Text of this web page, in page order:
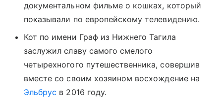
документальном фильме о кошках, который
показывали по европейскому телевидению.
Кот по имени Граф из Нижнего Тагила
заслужил славу самого смелого
четырехногого путешественника, совершив
вместе со своим хозяином восхождение на
Эльбрус в 2016 году.